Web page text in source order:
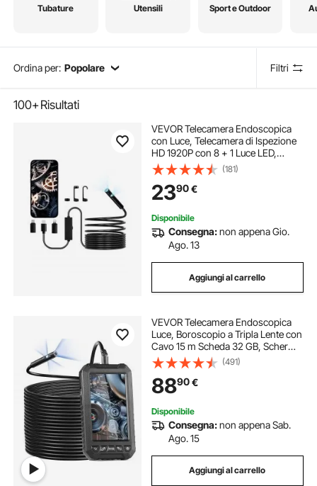
Tubature Utensili Sport e Outdoor
Ordina per: Popolare Filtri
100+Risultati
VEVOR Telecamera Endoscopica
con Luce, Telecamera di Ispezione
HD 1920P con 8 + 1 Luce LED,
Boroscopio a Doppia Lente con
Zoom 2X, Cavo Serpente da 5 m
Impermeabile IP67 per Auto
(181)
2390€
Disponibile
Consegna:non appena Gio.
Ago. 13
Aggiungi al carrello
VEVOR Telecamera Endoscopica
Luce, Boroscopio a Tripla Lente con
Cavo 15 m Scheda 32 GB, Schermo
127 mm 1080P Luci LED,
Telecamera a Serpente
Impermeabile IP67, Idraulica
Telecamera per Ispezione
(491)
8890€
Disponibile
Consegna:non appena Sab.
Ago. 15
Aggiungi al carrello